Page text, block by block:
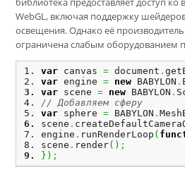
WebGL, включая поддержку
освещения. Однако её
ограничена слабым оборудованием
var canvas = document .
var engine = new BABYLON .
var scene = new BABYLON .
// Добавляем сферу
var sphere = BABYLON .
scene .
engine . runRenderLoop (
scene . render( ) ;
} ) ;